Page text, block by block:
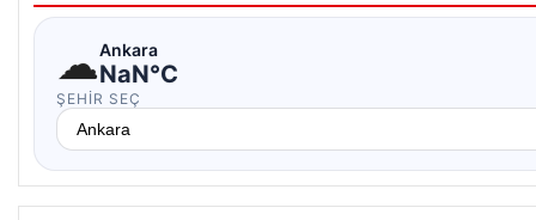
☁Ankara
NaN°C
ŞEHIR SEÇ